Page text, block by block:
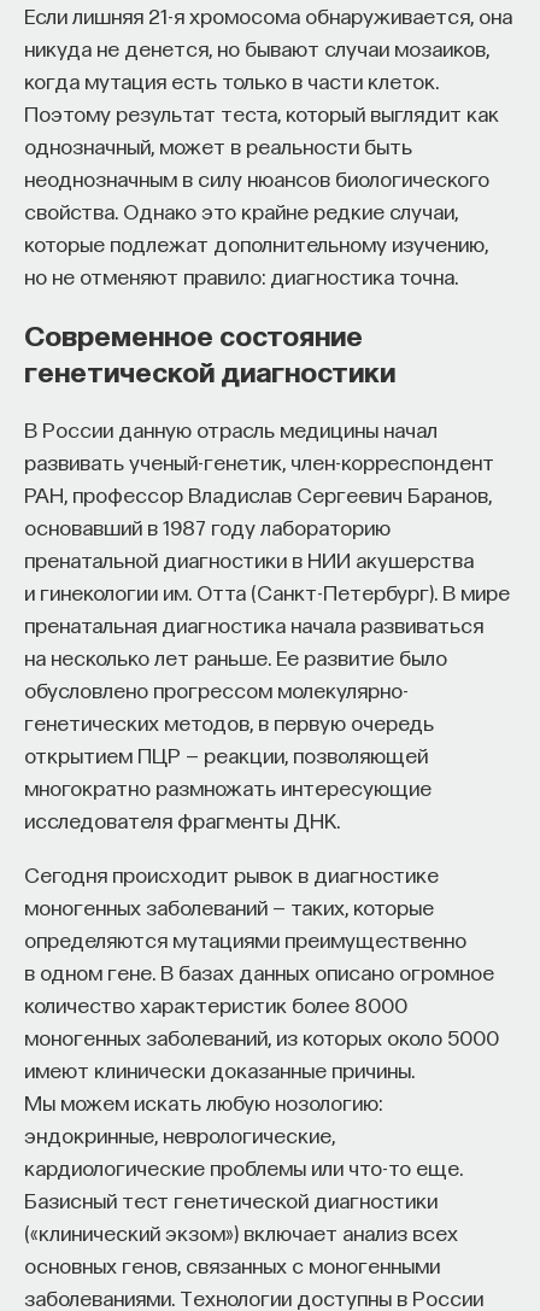
Если лишняя 21-я хромосома обнаруживается, она
никуда не денется, но бывают случаи мозаиков,
когда мутация есть только в части клеток.
Поэтому результат теста, который выглядит как
однозначный, может в реальности быть
неоднозначным в силу нюансов биологического
свойства. Однако это крайне редкие случаи,
которые подлежат дополнительному изучению,
но не отменяют правило: диагностика точна.
Современное состояние
генетической диагностики
В России данную отрасль медицины начал
развивать ученый-генетик, член-корреспондент
РАН, профессор Владислав Сергеевич Баранов,
основавший в 1987 году лабораторию
пренатальной диагностики в НИИ акушерства
и гинекологии им. Отта (Санкт-Петербург). В мире
пренатальная диагностика начала развиваться
на несколько лет раньше. Ее развитие было
обусловлено прогрессом молекулярно-
генетических методов, в первую очередь
открытием ПЦР — реакции, позволяющей
многократно размножать интересующие
исследователя фрагменты ДНК.
Сегодня происходит рывок в диагностике
моногенных заболеваний — таких, которые
определяются мутациями преимущественно
в одном гене. В базах данных описано огромное
количество характеристик более 8000
моногенных заболеваний, из которых около 5000
имеют клинически доказанные причины.
Мы можем искать любую нозологию:
эндокринные, неврологические,
кардиологические проблемы или что-то еще.
Базисный тест генетической диагностики
(«клинический экзом») включает анализ всех
основных генов, связанных с моногенными
заболеваниями. Технологии доступны в России